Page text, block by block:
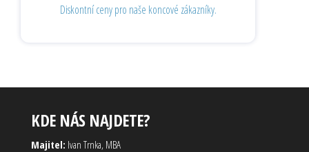
Diskontní ceny pro naše koncové zákazníky.
KDE NÁS NAJDETE?
Majitel: Ivan Trnka, MBA